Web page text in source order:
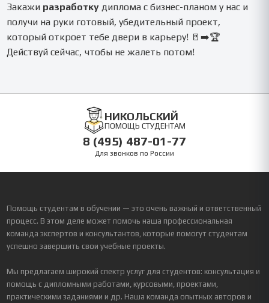
Закажи разработку диплома с бизнес-планом у нас и
получи на руки готовый, убедительный проект,
который откроет тебе двери в карьеру! 🚪➡️🏆
Действуй сейчас, чтобы не жалеть потом!
НИКОЛЬСКИЙ
ПОМОЩЬ СТУДЕНТАМ
8 (495) 487-01-77
Для звонков по России
Помощь студентам в обучении — это очень важный и ответственный
процесс. В этом деле может помочь наша профессиональная
команда экспертов и консультантов, которые помогут студентам
успешно завершить свои учебные проекты.
Мы предлагаем широкий спектр услуг для студентов: консультация и
помощь с дипломными работами, курсовыми, проектами,
практическими заданиями и др. Наша команда опытных авторов и